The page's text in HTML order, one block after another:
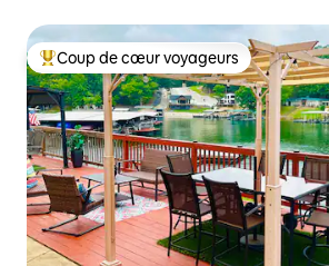
Coups de cœur voyageurs les plus
Coup de cœur voyageurs